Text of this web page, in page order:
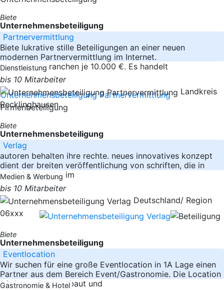
Biete
Unternehmensbeteiligung
Partnervermittlung
Biete lukrative stille Beteiligungen an einer neuen
modernen Partnervermittlung im Internet.
Beteiligungstranchen je 10.000 €. Es handelt
Dienstleistung
bis 10 Mitarbeiter
Landkreis
Recklinghausen
Biete
Unternehmensbeteiligung
Verlag
autoren behalten ihre rechte. neues innovatives konzept
dient der breiten veröffentlichung von schriften, die in
schubladen oder im
Medien & Werbung
bis 10 Mitarbeiter
Deutschland/ Region
06xxx
Biete
Unternehmensbeteiligung
Eventlocation
Wir suchen für eine große Eventlocation in 1A Lage einen
Partner aus dem Bereich Event/Gastronomie. Die Location
wird gerade umgebaut und
Gastronomie & Hotel